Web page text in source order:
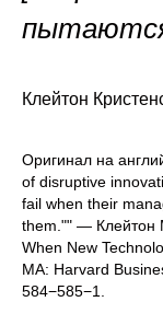
Клейтон
Оригинал на
of disruptive
fail when their
them."" — Клейтон
When New
MA: Harvard
584−585−1.